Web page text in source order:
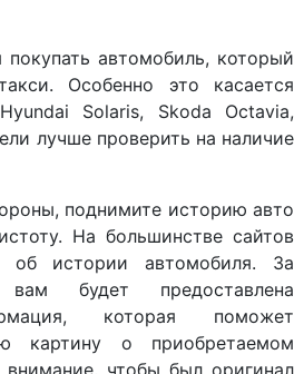
автомобиль, который
Особенно это касается
Solaris, Skoda Octavia,
лучше проверить на наличие
поднимите историю авто
На большинстве сайтов
об истории автомобиля. За
будет предоставлена
которая поможет
картину о приобретаемом